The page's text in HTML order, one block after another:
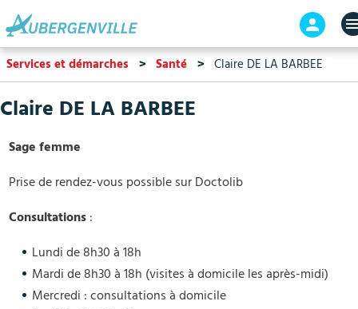
contenu
principal
En-
tête
-
Services et démarches Santé Claire DE LA BARBEE
Claire DE LA BARBEE
Sage femme
Prise de rendez-vous possible sur Doctolib
Consultations:
Lundi de 8h30 à 18h
Mardi de 8h30 à 18h (visites à domicile les après-midi)
Mercredi : consultations à domicile